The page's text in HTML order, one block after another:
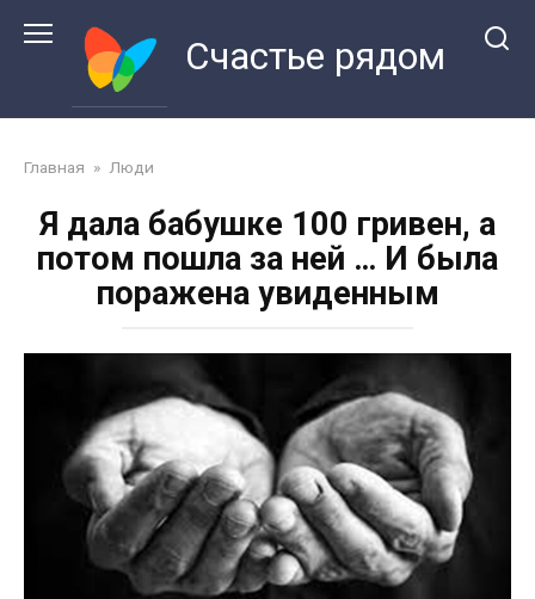
Счастье рядом
Главная » Люди
Я дала бабушке 100 гривен, а
потом пошла за ней … И была
поражена увиденным